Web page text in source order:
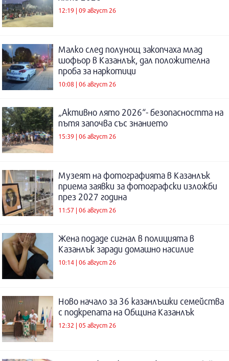
12:19 | 09 август 26
Малко след полунощ закопчаха млад
шофьор в Казанлък, дал положителна
проба за наркотици
10:08 | 06 август 26
„Активно лято 2026“- безопасността на
пътя започва със знанието
15:39 | 06 август 26
Музеят на фотографията в Казанлък
приема заявки за фотографски изложби
през 2027 година
11:57 | 06 август 26
Жена подаде сигнал в полицията в
Казанлък заради домашно насилие
10:14 | 06 август 26
Ново начало за 36 казанлъшки семейства
с подкрепата на Община Казанлък
12:32 | 05 август 26